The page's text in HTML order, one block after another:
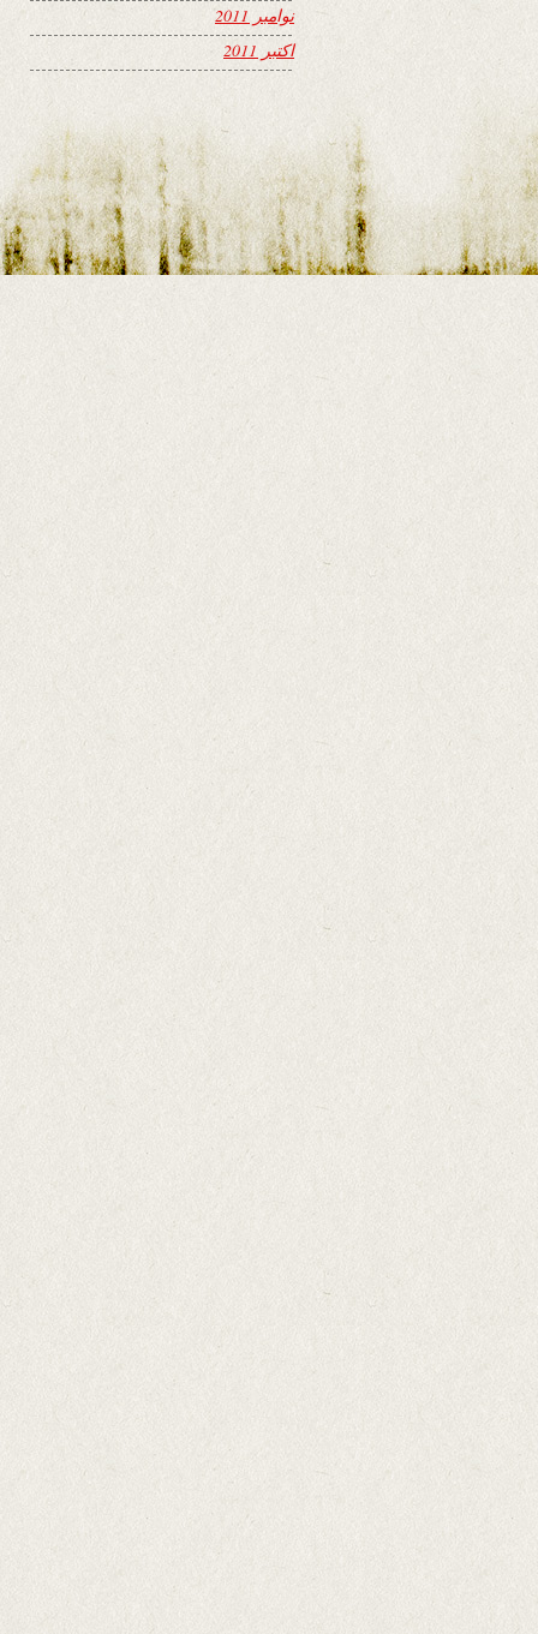
نوامبر 2011
اکتبر 2011